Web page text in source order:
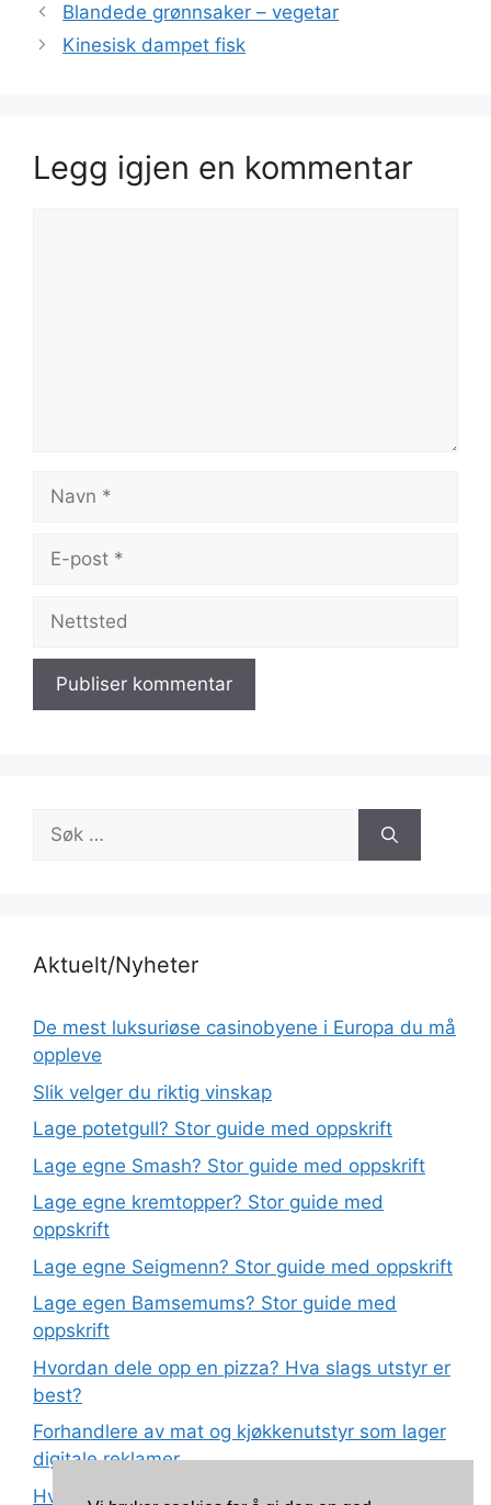
Blandede grønnsaker – vegetar
Kinesisk dampet fisk
Legg igjen en kommentar
Navn
Nettsted
Søk
etter:
Aktuelt/Nyheter
De mest luksuriøse casinobyene i Europa du må
oppleve
Slik velger du riktig vinskap
Lage potetgull? Stor guide med oppskrift
Lage egne Smash? Stor guide med oppskrift
Lage egne kremtopper? Stor guide med
oppskrift
Lage egne Seigmenn? Stor guide med oppskrift
Lage egen Bamsemums? Stor guide med
oppskrift
Hvordan dele opp en pizza? Hva slags utstyr er
best?
Forhandlere av mat og kjøkkenutstyr som lager
digitale reklamer
Hva betyr det at plast har matkvalitet?